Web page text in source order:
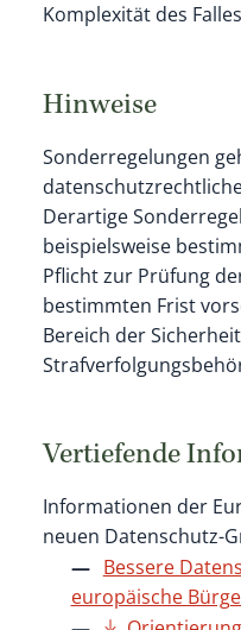
Komplexität des
Hinweise
Sonderregelungen
Derartige
beispielsweise
Pflicht zur Prüfung
bestimmten Frist
Bereich der
Vertiefende
Informationen der
neuen Datenschutz-
Bessere
europäische